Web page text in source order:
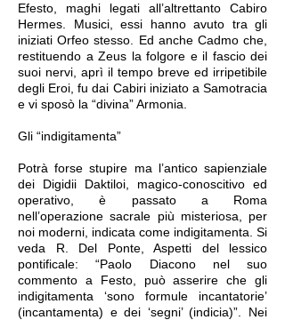
Efesto, maghi legati all’altrettanto Cabiro
Hermes. Musici, essi hanno avuto tra gli
iniziati Orfeo stesso. Ed anche Cadmo che,
restituendo a Zeus la folgore e il fascio dei
suoi nervi, aprì il tempo breve ed irripetibile
degli Eroi, fu dai Cabiri iniziato a Samotracia
e vi sposò la “divina” Armonia.
Gli “indigitamenta”
Potrà forse stupire ma l’antico sapienziale
dei Digidii Daktiloi, magico-conoscitivo ed
operativo, è passato a Roma
nell’operazione sacrale più misteriosa, per
noi moderni, indicata come indigitamenta. Si
veda R. Del Ponte, Aspetti del lessico
pontificale: “Paolo Diacono nel suo
commento a Festo, può asserire che gli
indigitamenta ‘sono formule incantatorie’
(incantamenta) e dei ‘segni’ (indicia)”. Nei